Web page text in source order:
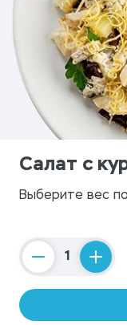
Салат с
Выберите вес
Counter